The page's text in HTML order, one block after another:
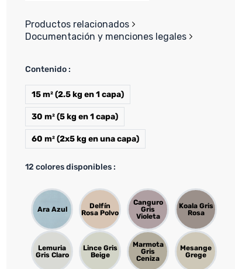
Productos relacionados
Documentación y menciones legales
Contenido :
15 m² (2.5 kg en 1 capa)
30 m² (5 kg en 1 capa)
60 m² (2x5 kg en una capa)
12 colores disponibles :
Ara Azul
Delfín
Rosa Polvo
Canguro
Gris
Violeta
Koala Gris
Rosa
Lemuria
Gris Claro
Lince Gris
Beige
Marmota
Gris
Ceniza
Mesange
Grege